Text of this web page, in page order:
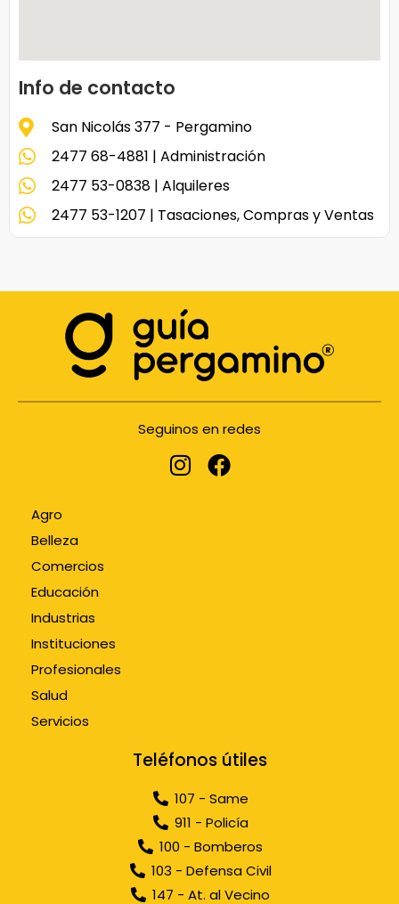
Info de contacto
San Nicolás 377 - Pergamino
2477 68-4881 | Administración
2477 53-0838 | Alquileres
2477 53-1207 | Tasaciones, Compras y Ventas
Seguinos en redes
Agro
Belleza
Comercios
Educación
Industrias
Instituciones
Profesionales
Salud
Servicios
Teléfonos útiles
107 - Same
911 - Policía
100 - Bomberos
103 - Defensa Civil
147 - At. al Vecino